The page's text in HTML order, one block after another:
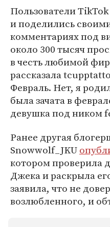
Пользователи
и поделились
комментариях под
около 300 тысяч
в честь любимой
рассказала
Февраль. Нет, я
была зачата в
девушка под ником
Ранее другая
Snowwolf_JKU
котором проверила
Джека и раскрыла
заявила, что не
возлюбленного, и